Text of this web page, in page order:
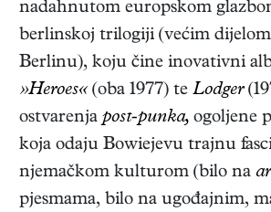
nadahnutom europskom
berlinskoj trilogiji (većim
Berlinu), koju čine inovativni
»Heroes«(oba 1977) te Lodger
ostvarenjapost-punka, ogoljene
koja odaju Bowiejevu trajnu
njemačkom kulturom (bilo na
pjesmama, bilo na ugođajnim,